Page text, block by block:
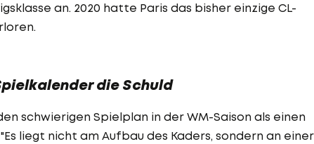
an. 2020 hatte Paris das bisher einzige CL-
die Schuld
schwierigen Spielplan in der WM-Saison als einen
liegt nicht am Aufbau des Kaders, sondern an einer